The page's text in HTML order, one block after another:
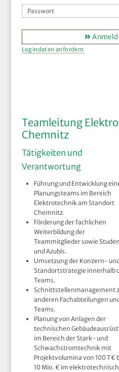
Logindaten anfordern
Teamleitung
Chemnitz
Tätigkeiten und
Verantwortung
Führung und Entwicklung
Planungsteams im Bereich
Elektrotechnik am Standort
Chemnitz.
Förderung der fachlichen
Weiterbildung der
Teammitglieder sowie
und Azubis.
Umsetzung der Konzern- und
Standortstrategie innerhalb
Teams.
Schnittstellenmanagement
anderen Fachabteilungen
Teams.
Planung von Anlagen der
technischen
im Bereich der Stark- und
Schwachstromtechnik mit
Projektvolumina von 100 T€
10 Mio. € im